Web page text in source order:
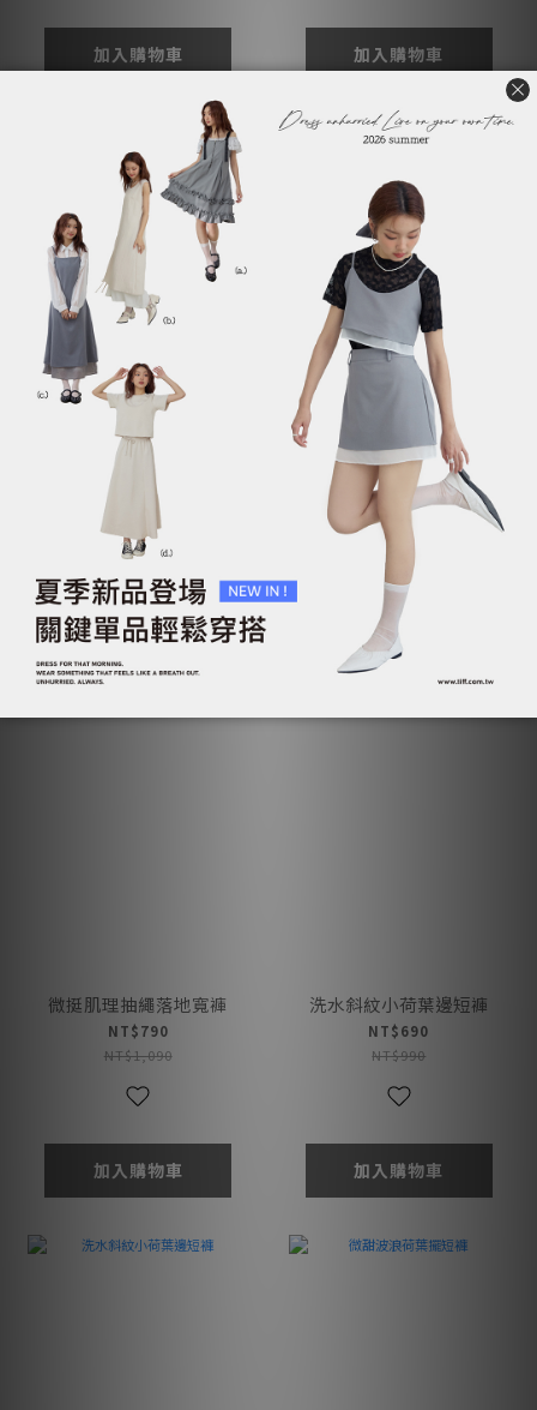
加入購物車 加入購物車
微挺肌理抽繩落地寬褲
NT$790
NT$1,090
加入購物車
微挺肌理抽繩落地寬褲
NT$790
NT$1,090
加入購物車
微挺肌理抽繩落地寬褲
NT$790
NT$1,090
加入購物車
洗水斜紋小荷葉邊短褲
NT$690
NT$990
加入購物車